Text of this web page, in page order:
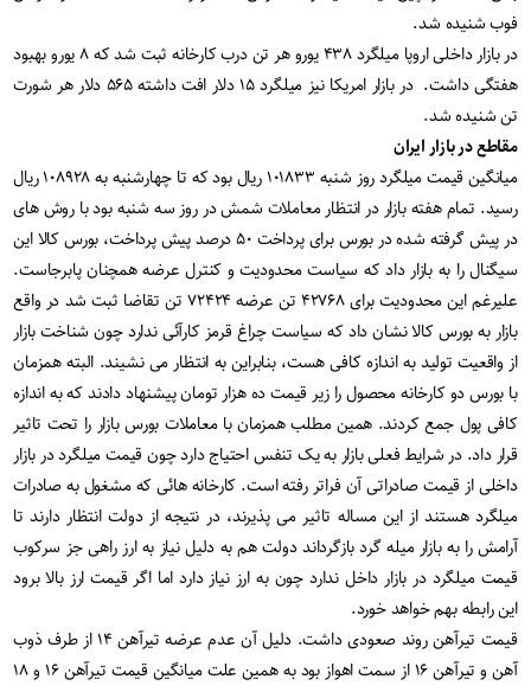
فوب شنیده شد.
در بازار داخلی اروپا میلگرد ۴۳۸ یورو هر تن درب کارخانه ثبت شد که ۸ یورو بهبود
هفتگی داشت. در بازار امریکا نیز میلگرد ۱۵ دلار افت داشته ۵۶۵ دلار هر شورت
تن شنیده شد.
مقاطع در بازار ایران
میانگین قیمت میلگرد روز شنبه ۱۰۱۸۳۳ ریال بود که تا چهارشنبه به ۱۰۸۹۲۸ ریال
رسید. تمام هفته بازار در انتظار معاملات شمش در روز سه شنبه بود با روش های
در پیش گرفته شده در بورس برای پرداخت ۵۰ درصد پیش پرداخت، بورس کالا این
سیگنال را به بازار داد که سیاست محدودیت و کنترل عرضه همچنان پابرجاست.
علیرغم این محدودیت برای ۴۲۷۶۸ تن عرضه ۷۲۴۲۴ تن تقاضا ثبت شد در واقع
بازار به بورس کالا نشان داد که سیاست چراغ قرمز کارآئی ندارد چون شناخت بازار
از واقعیت تولید به اندازه کافی هست، بنابراین به انتظار می نشیند. البته همزمان
با بورس دو کارخانه محصول را زیر قیمت ده هزار تومان پیشنهاد دادند که به اندازه
کافی پول جمع کردند. همین مطلب همزمان با معاملات بورس بازار را تحت تاثیر
قرار داد. در شرایط فعلی بازار به یک تنفس احتیاج دارد چون قیمت میلگرد در بازار
داخلی از قیمت صادراتی آن فراتر رفته است. کارخانه هائی که مشغول به صادرات
میلگرد هستند از این مساله تاثیر می پذیرند، در نتیجه از دولت انتظار دارند تا
آرامش را به بازار میله گرد بازگرداند دولت هم به دلیل نیاز به ارز راهی جز سرکوب
قیمت میلگرد در بازار داخل ندارد چون به ارز نیاز دارد اما اگر قیمت ارز بالا برود
این رابطه بهم خواهد خورد.
قیمت تیرآهن روند صعودی داشت. دلیل آن عدم عرضه تیرآهن ۱۴ از طرف ذوب
آهن و تیرآهن ۱۶ از سمت اهواز بود به همین علت میانگین قیمت تیرآهن ۱۶ و ۱۸